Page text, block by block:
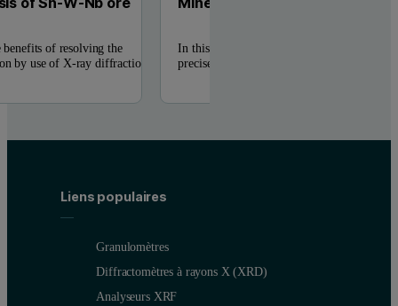
of Sn-W-Nb ore Mineralogical analysis of
Liens populaires
Granulomètres